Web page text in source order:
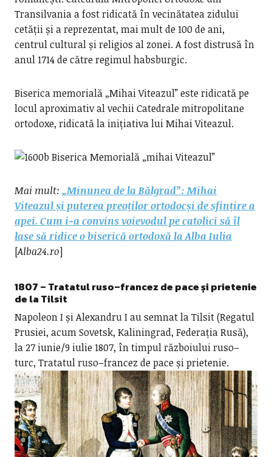
Transilvania a fost ridicată în vecinătatea zidului
cetății și a reprezentat, mai mult de 100 de ani,
centrul cultural și religios al zonei. A fost distrusă în
anul 1714 de către regimul habsburgic.
Biserica memorială „Mihai Viteazul” este ridicată pe
locul aproximativ al vechii Catedrale mitropolitane
ortodoxe, ridicată la inițiativa lui Mihai Viteazul.
Mai mult: „Minunea de la Bălgrad”: Mihai
Viteazul și puterea preoților ortodocși de sfințire a
apei. Cum i-a convins voievodul pe catolici să îl
lase să ridice o biserică ortodoxă la Alba Iulia
[Alba24.ro]
1807 – Tratatul ruso–francez de pace și prietenie
de la Tilsit
Napoleon I și Alexandru I au semnat la Tilsit (Regatul
Prusiei, acum Sovetsk, Kaliningrad, Federația Rusă),
la 27 iunie/9 iulie 1807, în timpul războiului ruso–
turc, Tratatul ruso–francez de pace și prietenie.